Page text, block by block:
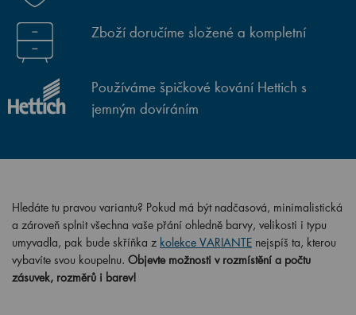
Zboží doručíme složené a kompletní
Používáme špičkové kování Hettich s
jemným dovíráním
Hledáte tu pravou variantu? Pokud má být nadčasová, minimalistická
a zároveň splnit všechna vaše přání ohledně barvy, velikosti i typu
umyvadla, pak bude skříňka z kolekce VARIANTE nejspíš ta, kterou
vybavíte svou koupelnu. Objevte možnosti v rozmístění a počtu
zásuvek, rozměrů i barev!